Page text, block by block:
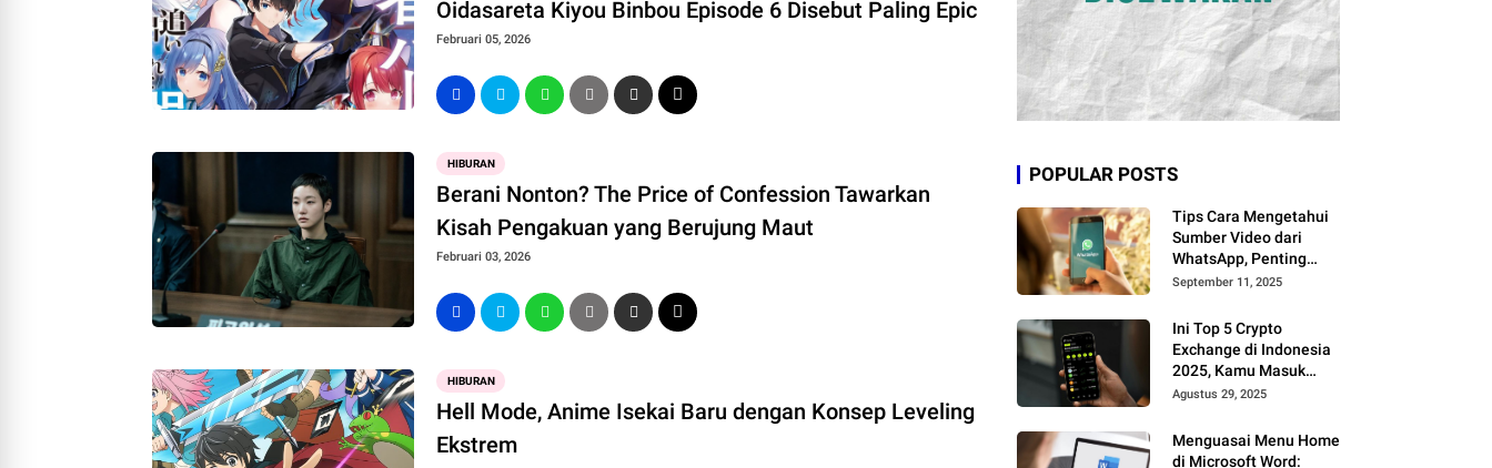
Oidasareta Kiyou Binbou Episode 6 Disebut Paling Epic
Februari 05, 2026
HIBURAN
Berani Nonton? The Price of Confession Tawarkan
Kisah Pengakuan yang Berujung Maut
Februari 03, 2026
HIBURAN
Hell Mode, Anime Isekai Baru dengan Konsep Leveling
Ekstrem
POPULAR POSTS
Tips Cara Mengetahui
Sumber Video dari
WhatsApp, Penting
Kamu Tahu!
September 11, 2025
Ini Top 5 Crypto
Exchange di Indonesia
2025, Kamu Masuk
yang Mana?
Agustus 29, 2025
Menguasai Menu Home
di Microsoft Word: